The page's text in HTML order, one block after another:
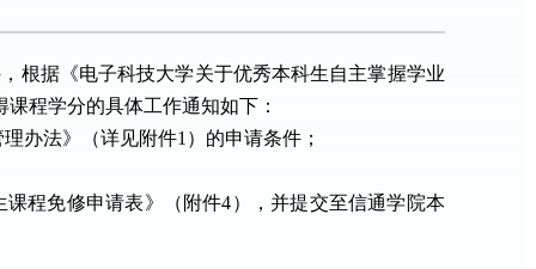
根据《电子科技大学关于优秀本科生自主掌握学业
程学分的具体工作通知如下：
办法》（详见附件1）的申请条件 ；
程免修申请表》（附件4），并提交至信通学院本